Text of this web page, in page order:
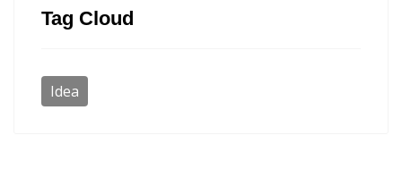
Tag Cloud
Idea